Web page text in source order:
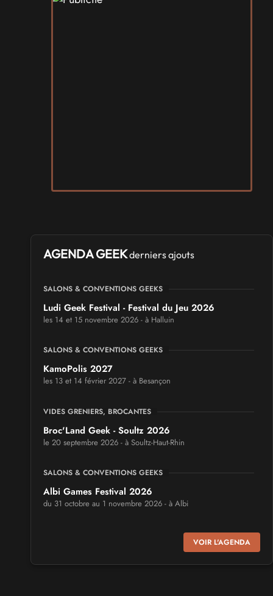
AGENDA GEEKderniers ajouts
SALONS & CONVENTIONS GEEKS
Ludi Geek Festival - Festival du Jeu 2026
les 14 et 15 novembre 2026 - à Halluin
SALONS & CONVENTIONS GEEKS
KamoPolis 2027
les 13 et 14 février 2027 - à Besançon
VIDES GRENIERS, BROCANTES
Broc'Land Geek - Soultz 2026
le 20 septembre 2026 - à Soultz-Haut-Rhin
SALONS & CONVENTIONS GEEKS
Albi Games Festival 2026
du 31 octobre au 1 novembre 2026 - à Albi
Virtual Calais - salon du jeu vidéo et des loisirs
numériques 2026
VOIR L'AGENDA